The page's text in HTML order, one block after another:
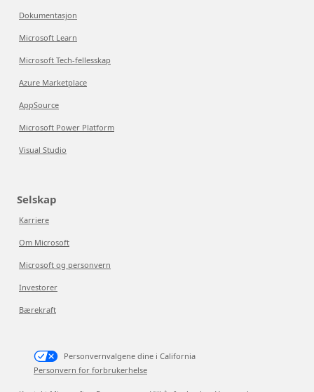
Dokumentasjon
Microsoft Learn
Microsoft Tech-fellesskap
Azure Marketplace
AppSource
Microsoft Power Platform
Visual Studio
Selskap
Karriere
Om Microsoft
Microsoft og personvern
Investorer
Bærekraft
Personvernvalgene dine i California
Personvern for forbrukerhelse